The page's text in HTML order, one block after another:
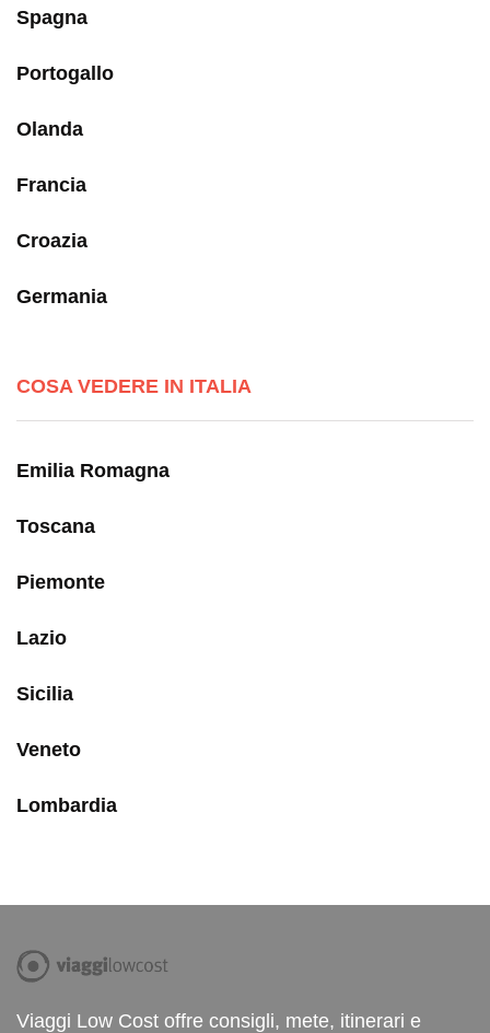
Spagna
Portogallo
Olanda
Francia
Croazia
Germania
COSA VEDERE IN ITALIA
Emilia Romagna
Toscana
Piemonte
Lazio
Sicilia
Veneto
Lombardia
Viaggi Low Cost offre consigli, mete, itinerari e